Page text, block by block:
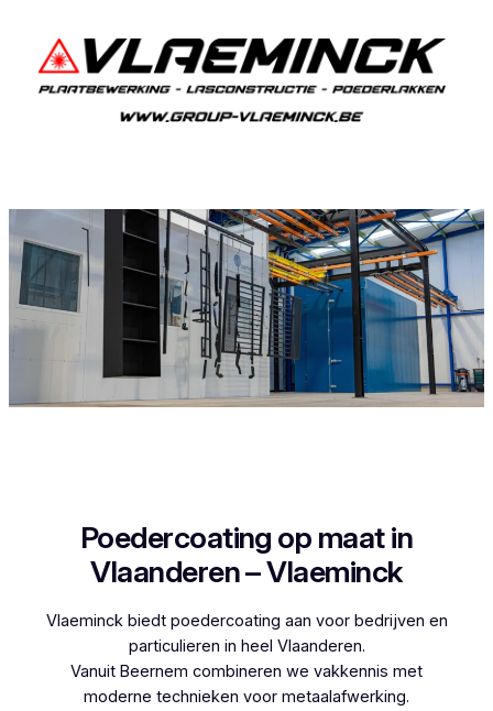
Poedercoating op maat in
Vlaanderen – Vlaeminck
Vlaeminck biedt poedercoating aan voor bedrijven en
particulieren in heel Vlaanderen.
Vanuit Beernem combineren we vakkennis met
moderne technieken voor metaalafwerking.